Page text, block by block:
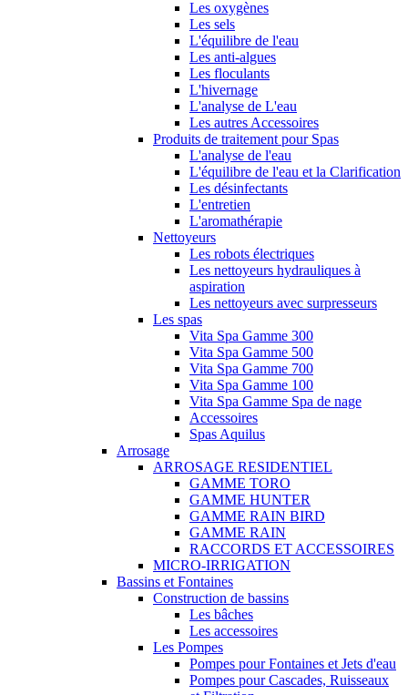
Les oxygènes
Les sels
L'équilibre de l'eau
Les anti-algues
Les floculants
L'hivernage
L'analyse de L'eau
Les autres Accessoires
Produits de traitement pour Spas
L'analyse de l'eau
L'équilibre de l'eau et la Clarification
Les désinfectants
L'entretien
L'aromathérapie
Nettoyeurs
Les robots électriques
Les nettoyeurs hydrauliques à
aspiration
Les nettoyeurs avec surpresseurs
Les spas
Vita Spa Gamme 300
Vita Spa Gamme 500
Vita Spa Gamme 700
Vita Spa Gamme 100
Vita Spa Gamme Spa de nage
Accessoires
Spas Aquilus
Arrosage
ARROSAGE RESIDENTIEL
GAMME TORO
GAMME HUNTER
GAMME RAIN BIRD
GAMME RAIN
RACCORDS ET ACCESSOIRES
MICRO-IRRIGATION
Bassins et Fontaines
Construction de bassins
Les bâches
Les accessoires
Les Pompes
Pompes pour Fontaines et Jets d'eau
Pompes pour Cascades, Ruisseaux